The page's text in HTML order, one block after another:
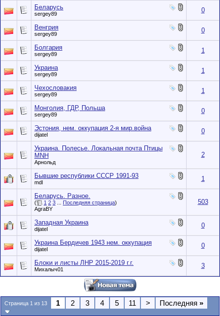
Беларусь
sergey89 0
Венгрия
sergey89 0
Болгария
sergey89 1
Украина
sergey89 1
Чехословакия
sergey89 1
Монголия, ГДР, Польша
sergey89 0
Эстония, нем. оккупация 2-я мир.война
dijatel 0
Украина. Полесье. Локальная почта Птицы
MNH
Арнольд
2
Бывшие республики СССР 1991-93
mdl 1
Беларусь. Разное.
( 1 2 3 Последняя страница)
AgraBY
503
Западная Украина
dijatel 0
Украина Бердичев 1943 нем. оккупация
dijatel 0
Блоки и листы ЛНР 2015-2019 г.г.
Михалыч01 3
Страница 1 из 13 1 2 3 4 5 11 > Последняя »